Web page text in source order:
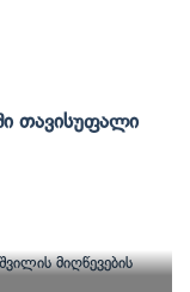
Თავისუფალი